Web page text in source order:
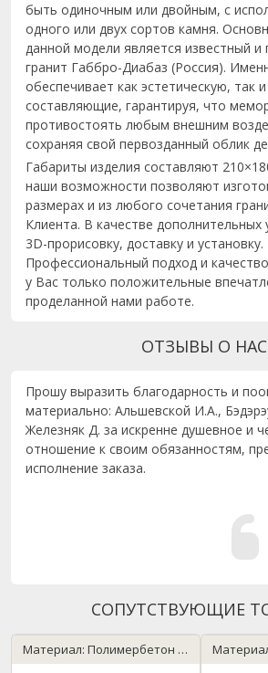
быть одиночным или двойным, с
одного или двух сортов камня.
данной модели является известный и
гранит Габбро-Диабаз (Россия).
обеспечивает как эстетическую, так
составляющие, гарантируя, что
противостоять любым внешним
сохраняя свой первозданный облик
Габариты изделия составляют
наши возможности позволяют
размерах и из любого сочетания
Клиента. В качестве дополнительных
3D-прорисовку, доставку и установку.
Профессиональный подход и
у Вас только положительные
проделанной нами работе.
ОТЗЫВЫ О НАС
Прошу выразить благодарность и
материально: Альшевской И.А.,
Железняк Д. за искренне душевное и
отношение к своим обязанностям,
исполнение заказа.
СОПУТСТВУЮЩИЕ
Материал: Полимербетон / черный